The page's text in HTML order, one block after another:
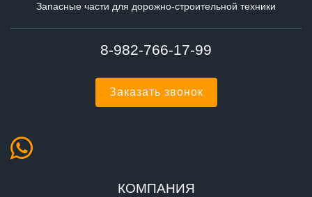
Запасные части для дорожно-строительной техники
8-982-766-17-99
Заказать звонок
КОМПАНИЯ